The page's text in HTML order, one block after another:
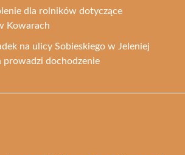
dla rolników dotyczące
Kowarach
na ulicy Sobieskiego w Jeleniej
prowadzi dochodzenie